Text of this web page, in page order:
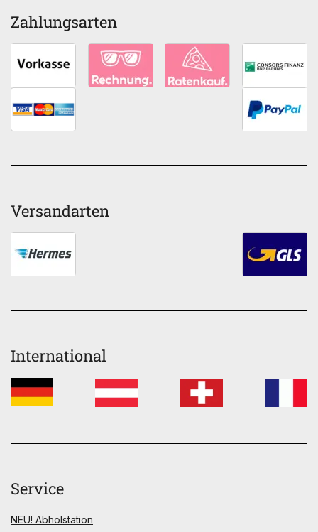
Zahlungsarten
Versandarten
International
Service
NEU! Abholstation